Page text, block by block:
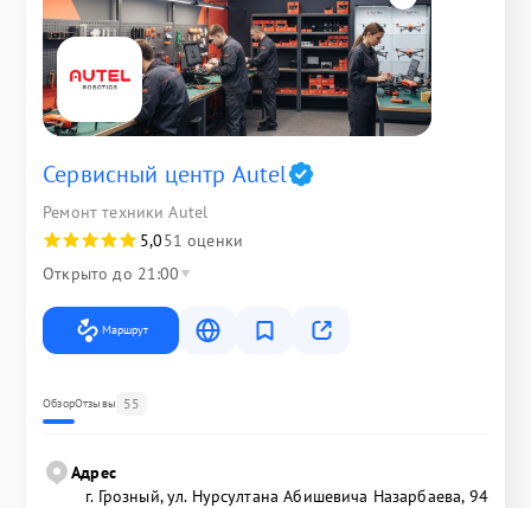
Сервисный центр Autel
Ремонт техники Autel
5,051 оценки
Открыто до 21:00
Маршрут
ОбзорОтзывы 55
Адрес
г. Грозный, ул. Нурсултана Абишевича Назарбаева, 94